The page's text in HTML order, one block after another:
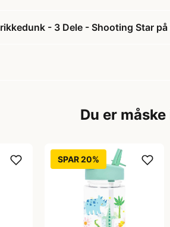
- 3 Dele - Shooting Star
Du er
SPAR 20%